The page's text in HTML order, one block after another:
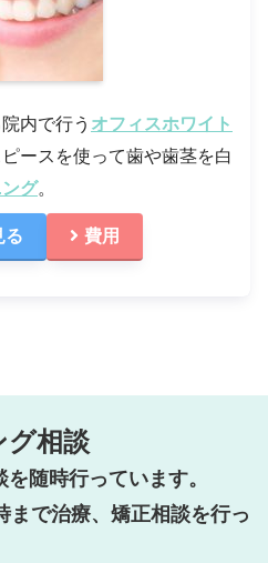
内で行う オフィスホワイト
ースを使って歯や歯茎を白
グ。
る 費用
グ相談
随時行っています。
まで治療、矯正相談を行っ